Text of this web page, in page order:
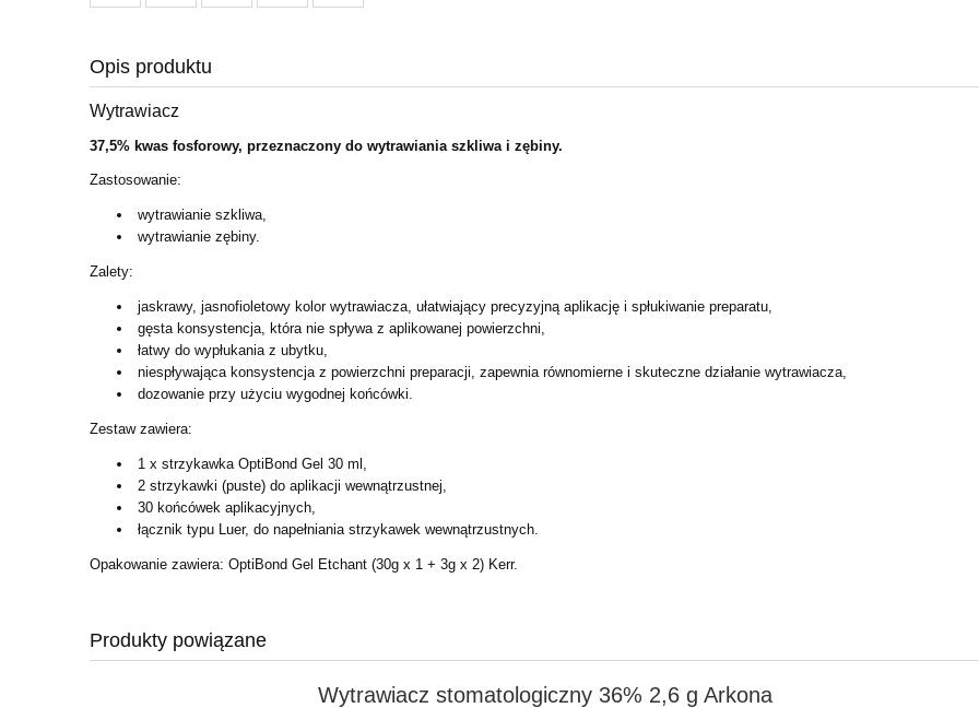
Opis produktu
Wytrawiacz
37,5% kwas fosforowy, przeznaczony do wytrawiania szkliwa i zębiny.
Zastosowanie:
wytrawianie szkliwa,
wytrawianie zębiny.
Zalety:
jaskrawy, jasnofioletowy kolor wytrawiacza, ułatwiający precyzyjną aplikację i spłukiwanie preparatu,
gęsta konsystencja, która nie spływa z aplikowanej powierzchni,
łatwy do wypłukania z ubytku,
niespływająca konsystencja z powierzchni preparacji, zapewnia równomierne i skuteczne działanie wytrawiacza,
dozowanie przy użyciu wygodnej końcówki.
Zestaw zawiera:
1 x strzykawka OptiBond Gel 30 ml,
2 strzykawki (puste) do aplikacji wewnątrzustnej,
30 końcówek aplikacyjnych,
łącznik typu Luer, do napełniania strzykawek wewnątrzustnych.
Opakowanie zawiera: OptiBond Gel Etchant (30g x 1 + 3g x 2) Kerr.
Produkty powiązane
Wytrawiacz stomatologiczny 36% 2,6 g Arkona